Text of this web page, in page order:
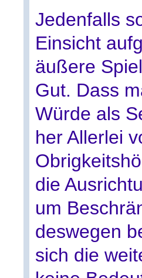
Jedenfalls
Einsicht
äußere
Gut. Dass
Würde als
her Allerlei
die
um
deswegen
sich die